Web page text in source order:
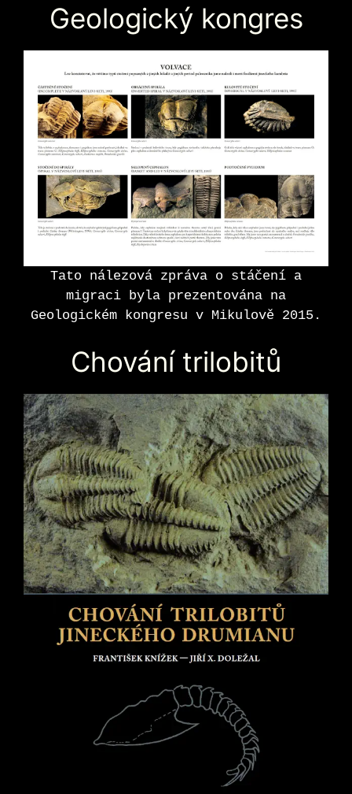
Geologický kongres
Tato nálezová zpráva o stáčení a
migraci byla prezentována na
Geologickém kongresu v Mikulově 2015.
Chování trilobitů